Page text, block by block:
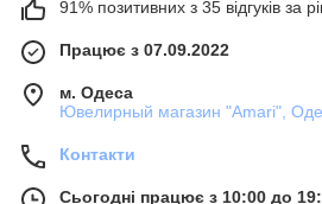
91% позитивних з 35 відгуків за
Працює з 07.09.2022
м. Одеса
Ювелирный магазин "Amari",
Контакти
Сьогодні працює з 10:00 до